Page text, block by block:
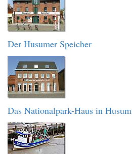
Der Husumer Speicher
Das Nationalpark-Haus in Husum